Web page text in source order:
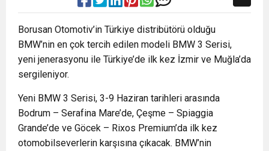
Borusan Otomotiv’in Türkiye distribütörü olduğu
BMW’nin en çok tercih edilen modeli BMW 3 Serisi,
yeni jenerasyonu ile Türkiye’de ilk kez İzmir ve Muğla’da
sergileniyor.
Yeni BMW 3 Serisi, 3-9 Haziran tarihleri arasında
Bodrum – Serafina Mare’de, Çeşme – Spiaggia
Grande’de ve Göcek – Rixos Premium’da ilk kez
otomobilseverlerin karşısına çıkacak. BMW’nin